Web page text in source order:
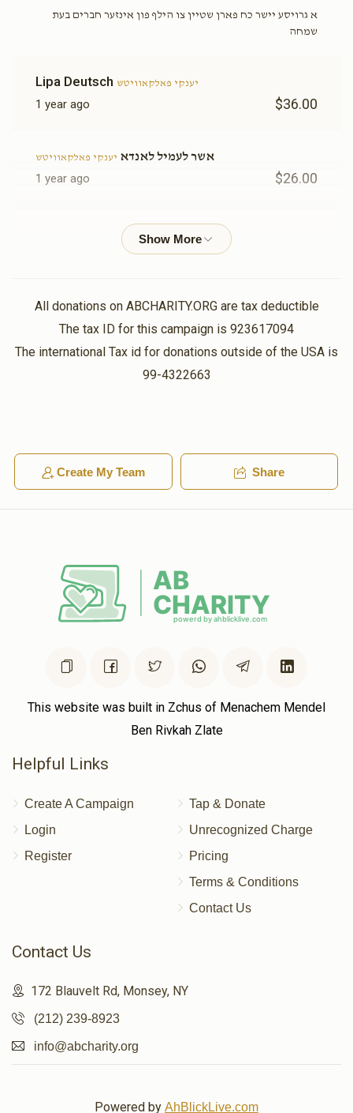
א גרויסע יישר כח פארן שטיין צו הילף פון אינזער חברים בעת
שמחה
Lipa Deutsch יענקי פאלקאוויטש
1 year ago $36.00
אשר לעמיל לאנדא יענקי פאלקאוויטש
1 year ago $26.00
שלמה מנשה פאלקאוויטש
מרדכי לייב מארקאוויטשיוסף שמואל ראטענבערג, בערל
פאלקאוויטש , יעקב העניך שעהר, יואל משה שטוהל
1 year ago $5.00
דיין קאזיןיענקי פאלקאוויטש
1 year ago
All donations on ABCHARITY.ORG are tax deductible
The tax ID for this campaign is 923617094
The international Tax id for donations outside of the USA is
99-4322663
Create My Team Share
This website was built in Zchus of Menachem Mendel
Ben Rivkah Zlate
Helpful Links
Create A Campaign
Login
Register
Tap & Donate
Unrecognized Charge
Pricing
Terms & Conditions
Contact Us
Contact Us
172 Blauvelt Rd, Monsey, NY
(212) 239-8923
info@abcharity.org
Powered by AhBlickLive.com